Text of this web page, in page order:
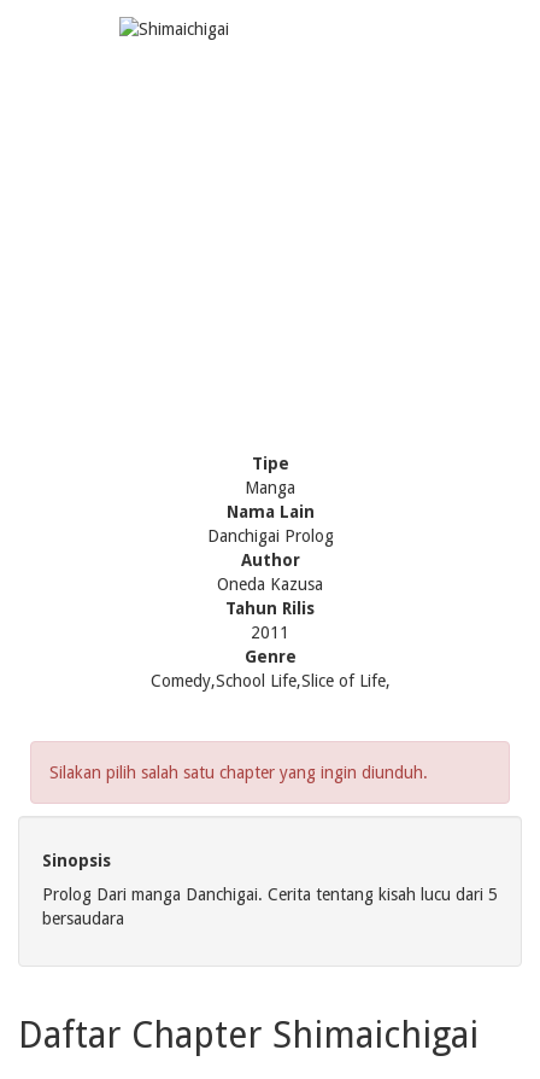
Tipe
Manga
Nama Lain
Danchigai Prolog
Author
Oneda Kazusa
Tahun Rilis
2011
Genre
Comedy,School Life,Slice of Life,
Silakan pilih salah satu chapter yang ingin diunduh.
Sinopsis
Prolog Dari manga Danchigai. Cerita tentang kisah lucu dari 5
bersaudara
Daftar Chapter Shimaichigai